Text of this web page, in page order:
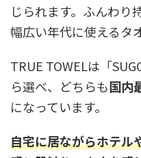
じられます。ふんわり
幅広い年代に使えるタ
TRUE TOWELは「
ら選べ、どちらも国内
になっています。
自宅に居ながらホテル